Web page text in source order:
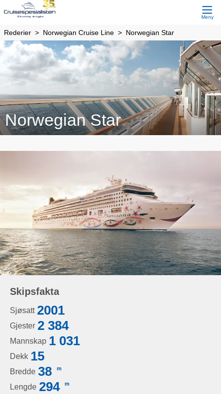
Meny
Rederier Norwegian Cruise Line Norwegian Star
Norwegian Star
Skipsfakta
Sjøsatt 2001
Gjester 2 384
Mannskap 1 031
Dekk 15
Bredde 38 m
Lengde 294 m